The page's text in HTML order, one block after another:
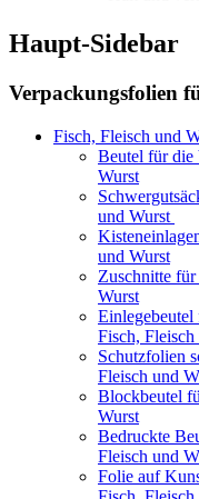
Haupt-Sidebar
Verpackungsfolien
Fisch, Fleisch und
Beutel für die
Wurst
und Wurst
und Wurst
Zuschnitte
Wurst
Fisch,
Schutzfolien
Fleisch und
Blockbeutel
Wurst
Bedruckte
Fleisch und
Folie auf